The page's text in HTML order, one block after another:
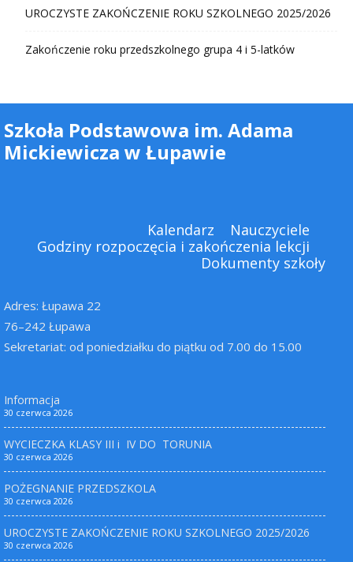
UROCZYSTE ZAKOŃCZENIE ROKU SZKOLNEGO 2025/2026
Zakończenie roku przedszkolnego grupa 4 i 5-latków
Szkoła Podstawowa im. Adama
Mickiewicza w Łupawie
Kalendarz
Nauczyciele
Godziny rozpoczęcia i zakończenia lekcji
Dokumenty szkoły
Adres: Łupawa 22
76–242 Łupawa
Sekretariat: od poniedziałku do piątku od 7.00 do 15.00
Informacja
30 czerwca 2026
WYCIECZKA KLASY III i IV DO TORUNIA
30 czerwca 2026
POŻEGNANIE PRZEDSZKOLA
30 czerwca 2026
UROCZYSTE ZAKOŃCZENIE ROKU SZKOLNEGO 2025/2026
30 czerwca 2026